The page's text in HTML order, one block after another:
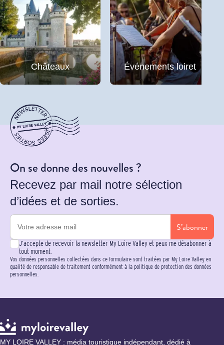
Châteaux Événements loiret
On se donne des nouvelles ?
Recevez par mail notre sélection
d’idées et de sorties.
S’abonner
J’accepte de recevoir la newsletter My Loire Valley et peux me désabonner à
tout moment.
Vos données personnelles collectées dans ce formulaire sont traitées par My Loire Valley en
qualité de responsable de traitement conformément à la politique de protection des données
personnelles.
MY LOIRE VALLEY : média touristique indépendant, dédié à